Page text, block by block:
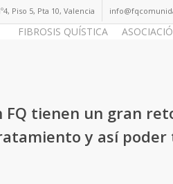
Piso 5, Pta 10, Valencia
FIBROSIS QUÍSTICA
FQ tienen un gran
y así poder